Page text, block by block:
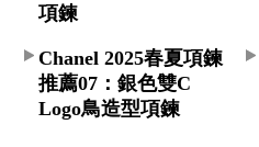
項鍊
Chanel 2025春夏項鍊
推薦07：銀色雙C
Logo鳥造型項鍊